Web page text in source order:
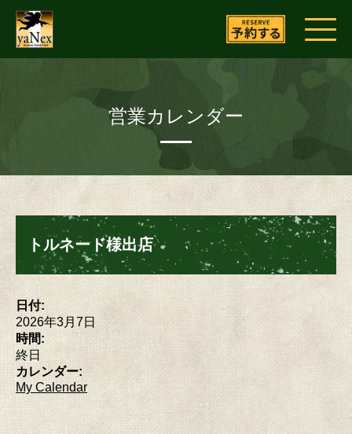
営業カレンダー
トルネード様出店
日付:
2026年3月7日
時間:
終日
カレンダー:
My Calendar